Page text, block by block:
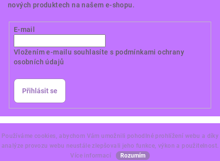
Používáme cookies, abychom Vám umožnili pohodlné prohlížení webu a díky
analýze provozu webu neustále zlepšovali jeho funkce, výkon a použitelnost.
Více informací
Rozumím
nových produktech na našem e-shopu.
E-mail
Vložením e-mailu souhlasíte s podmínkami ochrany
osobních údajů
Přihlásit se
vyhrazena.
Vytvořil Shoptet Premium